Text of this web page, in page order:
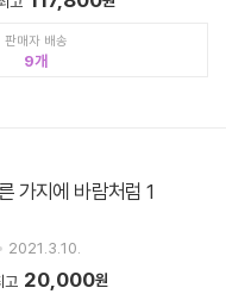
판매자 배송
9
가지에 바람처럼 1
2021.3.10.
고 20,000원